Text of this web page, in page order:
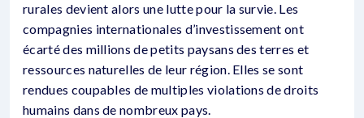
rurales devient alors une lutte pour la survie. Les
compagnies internationales d’investissement ont
écarté des millions de petits paysans des terres et
ressources naturelles de leur région. Elles se sont
rendues coupables de multiples violations de droits
humains dans de nombreux pays.